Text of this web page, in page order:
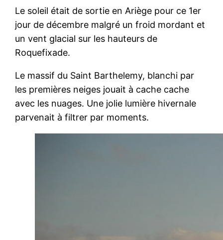
Le soleil était de sortie en Ariège pour ce 1er
jour de décembre malgré un froid mordant et
un vent glacial sur les hauteurs de
Roquefixade.
Le massif du Saint Barthelemy, blanchi par
les premières neiges jouait à cache cache
avec les nuages. Une jolie lumière hivernale
parvenait à filtrer par moments.